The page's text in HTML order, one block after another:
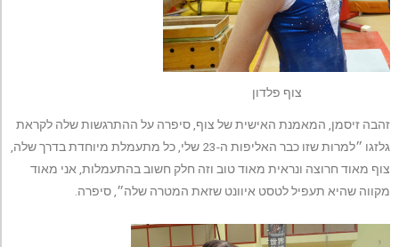
צוף פלדון
זהבה זיסמן, המאמנת האישית של צוף, סיפרה על ההתרגשות שלה לקראת
גלזגו ״למרות שזו כבר האליפות ה-23 שלי, כל מתעמלת מיוחדת בדרך שלה,
צוף מאוד חרוצה ונראית מאוד טוב וזה חלק חשוב בהתעמלות, אני מאוד
מקווה שהיא תעפיל לטסט איוונט שזאת המטרה שלה״, סיפרה.